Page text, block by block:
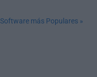
Software más Populares »